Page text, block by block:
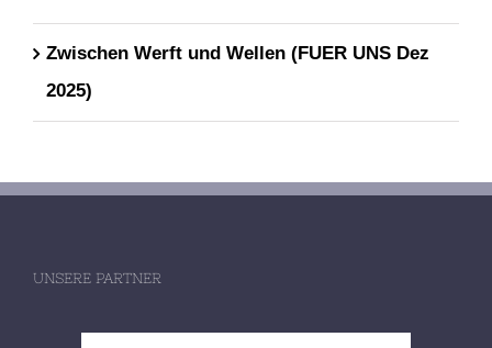
Zwischen Werft und Wellen (FUER UNS Dez
2025)
UNSERE PARTNER